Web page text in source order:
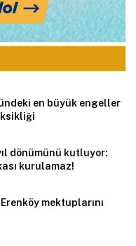
en büyük engeller
dönümünü kutluyor:
kurulamaz!
mektuplarını